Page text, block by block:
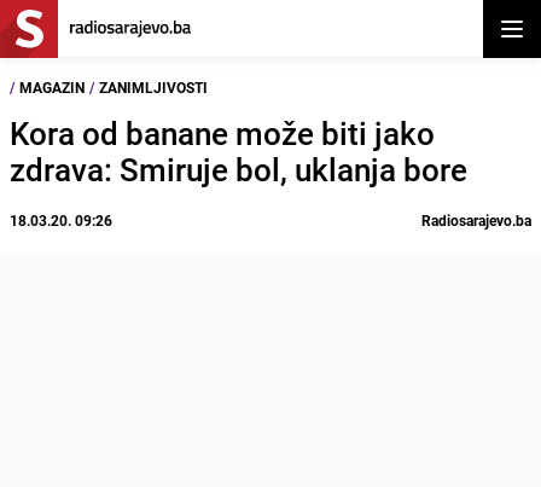
/ MAGAZIN / ZANIMLJIVOSTI
Kora od banane može biti jako
zdrava: Smiruje bol, uklanja bore
18.03.20. 09:26 Radiosarajevo.ba